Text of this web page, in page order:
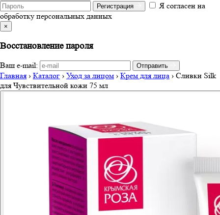
Регистрация
Я согласен на
обработку персональных данных
×
Восстановление пароля
Ваш e-mail: Отправить
Главная › Каталог › Уход за лицом › Крем для лица › Сливки Silk
для Чувствительной кожи 75 мл